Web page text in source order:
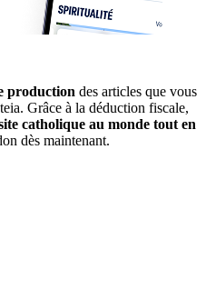
production des articles que vous
Grâce à la déduction fiscale,
catholique au monde tout en
dès maintenant.